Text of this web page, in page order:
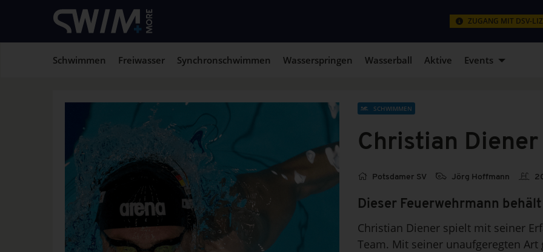
ZUGANG MIT DSV-
Schwimmen Freiwasser Synchronschwimmen Wasserspringen Wasserball Aktive Events
SCHWIMMEN
Christian Diener
Potsdamer SV Jörg Hoffmann
Dieser Feuerwehrmann
Christian Diener spielt mit seiner
Team. Mit seiner unaufgeregten